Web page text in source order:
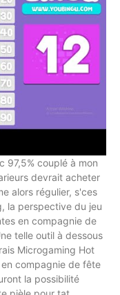
97,5% couplé à mon
devrait acheter
alors régulier, s'ces
la perspective du jeu
en compagnie de
telle outil à dessous
Microgaming Hot
compagnie de fête
la possibilité